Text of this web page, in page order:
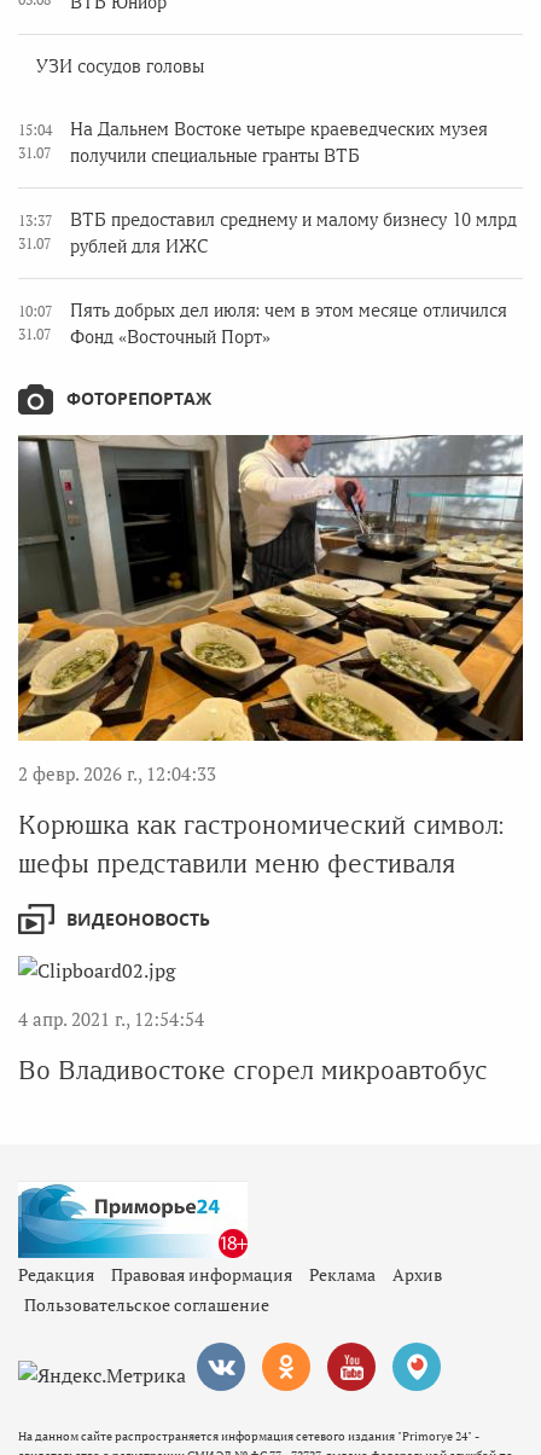
УЗИ сосудов головы
15:04
31.07
На Дальнем Востоке четыре краеведческих музея
получили специальные гранты ВТБ
13:37
31.07
ВТБ предоставил среднему и малому бизнесу 10 млрд
рублей для ИЖС
10:07
31.07
Пять добрых дел июля: чем в этом месяце отличился
Фонд «Восточный Порт»
ФОТОРЕПОРТАЖ
2 февр. 2026 г., 12:04:33
Корюшка как гастрономический символ:
шефы представили меню фестиваля
ВИДЕОНОВОСТЬ
4 апр. 2021 г., 12:54:54
Во Владивостоке сгорел микроавтобус
Редакция Правовая информация Реклама
Архив
Пользовательское соглашение
На данном сайте распространяется информация сетевого издания "Primorye 24" -